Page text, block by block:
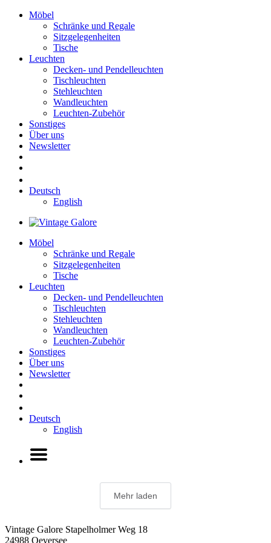
Möbel
Schränke und Regale
Sitzgelegenheiten
Tische
Leuchten
Decken- und Pendelleuchten
Tischleuchten
Stehleuchten
Wandleuchten
Leuchten-Zubehör
Sonstiges
Über uns
Newsletter
Deutsch
English
Möbel
Schränke und Regale
Sitzgelegenheiten
Tische
Leuchten
Decken- und Pendelleuchten
Tischleuchten
Stehleuchten
Wandleuchten
Leuchten-Zubehör
Sonstiges
Über uns
Newsletter
Deutsch
English
Mehr laden
Vintage Galore Stapelholmer Weg 18
24988 Oeversee